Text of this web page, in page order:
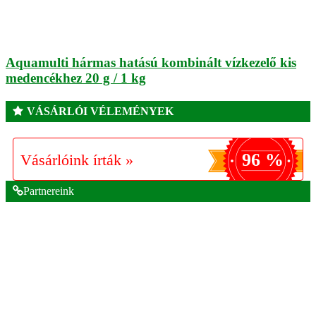
Aquamulti hármas hatású kombinált vízkezelő kis
medencékhez 20 g / 1 kg
VÁSÁRLÓI VÉLEMÉNYEK
Vásárlóink írták » 96 %
Partnereink